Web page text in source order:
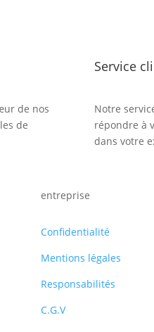
de nos
de
Service
Notre
répondre à
dans votre
entreprise
Confidentialité
Mentions légales
Responsabilités
C.G.V